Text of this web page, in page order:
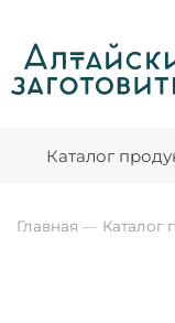
Каталог
Главная — Каталог